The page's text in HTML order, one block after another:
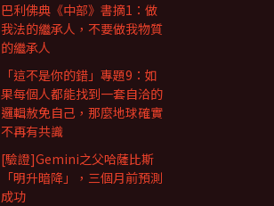
巴利佛典《中部》書摘1：做
我法的繼承人，不要做我物質
的繼承人
「這不是你的錯」專題9：如
果每個人都能找到一套自洽的
邏輯赦免自己，那麼地球確實
不再有共識
[驗證]Gemini之父哈薩比斯
「明升暗降」，三個月前預測
成功